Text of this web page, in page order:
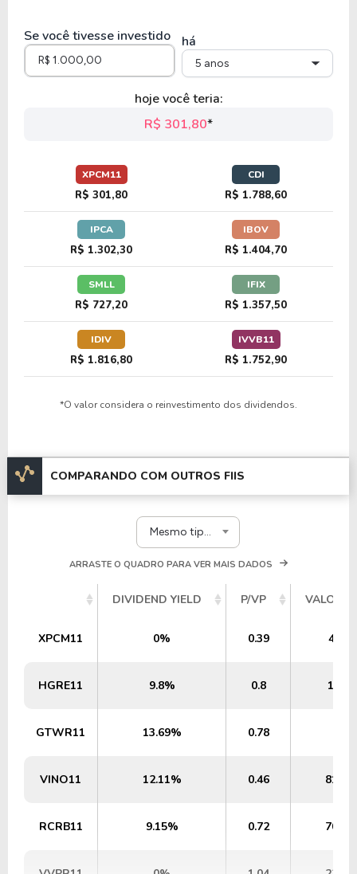
Se você tivesse investido há
5 anos
hoje você teria:
R$ 301,80*
XPCM11
R$ 301,80
CDI
R$ 1.788,60
IPCA
R$ 1.302,30
IBOV
R$ 1.404,70
SMLL
R$ 727,20
IFIX
R$ 1.357,50
IDIV
R$ 1.816,80
IVVB11
R$ 1.752,90
*O valor considera o reinvestimento dos dividendos.
COMPARANDO COM OUTROS FIIS
Mesmo tipo e segmento
ARRASTE O QUADRO PARA VER MAIS DADOS
DIVIDEND YIELD P/VP VALOR
XPCM11 0% 0.39
HGRE11 9.8% 0.8 1,73
GTWR11 13.69% 0.78
VINO11 12.11% 0.46
RCRB11 9.15% 0.72